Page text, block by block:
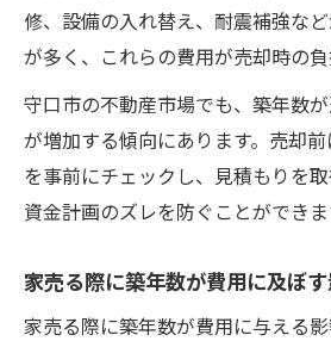
修、設備の入れ替え、耐震補強な
が多く、これらの費用が売却時の負
守口市の不動産市場でも、築年数
が増加する傾向にあります。売却
を事前にチェックし、見積もりを取
資金計画のズレを防ぐことができま
家売る際に築年数が費用に及ぼ
家売る際に築年数が費用に与える